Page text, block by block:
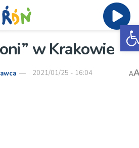
w Krakowie
2021/01/25 - 16:04 A